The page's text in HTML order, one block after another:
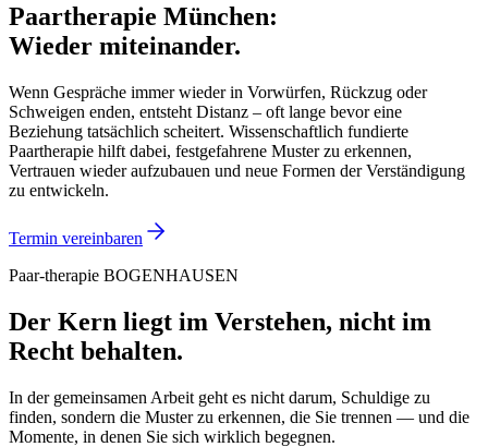
Paartherapie München:
Wieder miteinander.
Wenn Gespräche immer wieder in Vorwürfen, Rückzug oder
Schweigen enden, entsteht Distanz – oft lange bevor eine
Beziehung tatsächlich scheitert. Wissenschaftlich fundierte
Paartherapie hilft dabei, festgefahrene Muster zu erkennen,
Vertrauen wieder aufzubauen und neue Formen der Verständigung
zu entwickeln.
Termin vereinbaren
Paar-therapie BOGENHAUSEN
Der Kern liegt im Verstehen, nicht im
Recht behalten.
In der gemeinsamen Arbeit geht es nicht darum, Schuldige zu
finden, sondern die Muster zu erkennen, die Sie trennen — und die
Momente, in denen Sie sich wirklich begegnen.